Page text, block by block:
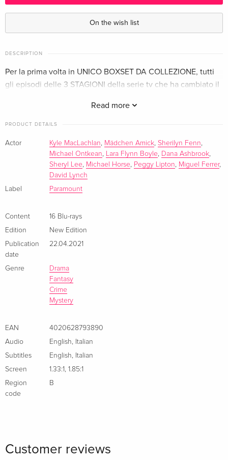
16 Blu-rays
EUR 99.99
French
New Edition, 16 Blu-rays — (selected)
Italian
EUR 97.99
Italian
On the wish list
DESCRIPTION
Read more
Per la prima volta in UNICO BOXSET DA COLLEZIONE, tutti
gli episodi delle 3 STAGIONI della serie tv che ha cambiato il
PRODUCT DETAILS
Actor Kyle MacLachlan, Mädchen Amick, Sherilyn Fenn,
Michael Ontkean, Lara Flynn Boyle, Dana Ashbrook,
Sheryl Lee, Michael Horse, Peggy Lipton, Miguel Ferrer,
David Lynch
Label
Paramount
Content
16 Blu-rays
Edition
New Edition
Publication
date
22.04.2021
Genre
Drama
Fantasy
Crime
Mystery
EAN
4020628793890
Audio
English, Italian
Subtitles
English, Italian
Screen
1.33:1, 1.85:1
Region
code
B
Customer reviews